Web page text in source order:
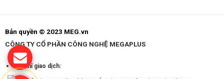
Bản quyền © 2023 MEG.vn
CÔNG TY CỔ PHẦN CÔNG NGHỆ MEGAPLUS
Địa chỉ giao dịch: